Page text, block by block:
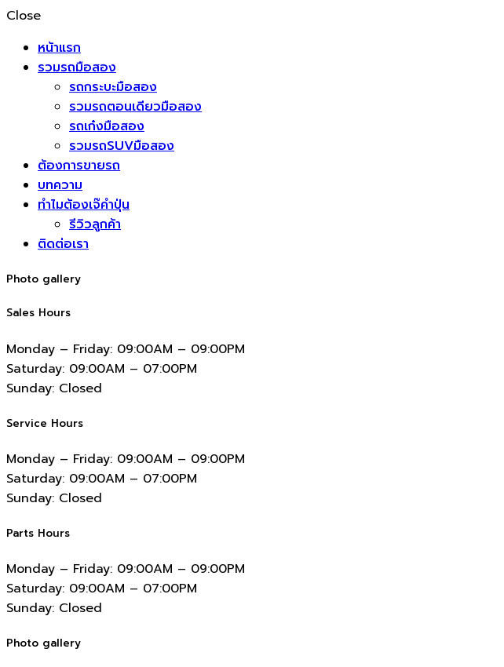
Close
หน้าแรก
รวมรถมือสอง
รถกระบะมือสอง
รวมรถตอนเดียวมือสอง
รถเก๋งมือสอง
รวมรถSUVมือสอง
ต้องการขายรถ
บทความ
ทำไมต้องเจ๊คำปุ่น
รีวิวลูกค้า
ติดต่อเรา
Photo gallery
Sales Hours
Monday – Friday: 09:00AM – 09:00PM
Saturday: 09:00AM – 07:00PM
Sunday: Closed
Service Hours
Monday – Friday: 09:00AM – 09:00PM
Saturday: 09:00AM – 07:00PM
Sunday: Closed
Parts Hours
Monday – Friday: 09:00AM – 09:00PM
Saturday: 09:00AM – 07:00PM
Sunday: Closed
Photo gallery